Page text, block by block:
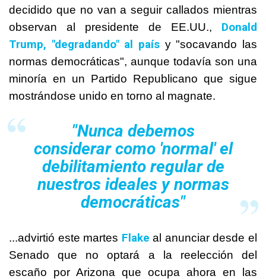
decidido que no van a seguir callados mientras
observan al presidente de EE.UU., Donald
Trump, "degradando" al país y "socavando las
normas democráticas", aunque todavía son una
minoría en un Partido Republicano que sigue
mostrándose unido en torno al magnate.
"Nunca debemos
considerar como 'normal' el
debilitamiento regular de
nuestros ideales y normas
democráticas"
...advirtió este martes Flake al anunciar desde el
Senado que no optará a la reelección del
escaño por Arizona que ocupa ahora en las